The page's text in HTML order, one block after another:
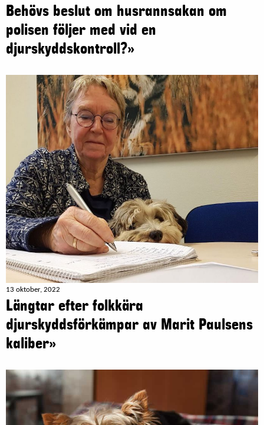
Behövs beslut om husrannsakan om
polisen följer med vid en
djurskyddskontroll?»
13 oktober, 2022
Längtar efter folkkära
djurskyddsförkämpar av Marit Paulsens
kaliber»